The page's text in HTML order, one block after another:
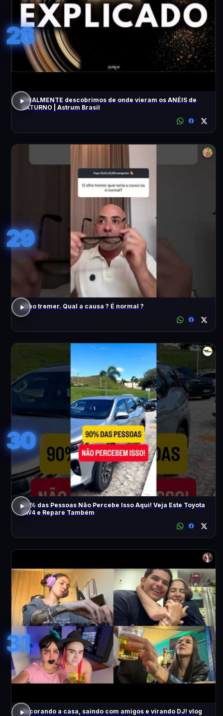
28
FINALMENTE descobrimos de onde vieram os ANÉIS de
SATURNO | Astrum Brasil
29
Olho tremer. Qual a causa ? É normal ?
30
90% das Pessoas Não Percebe Isso Aqui! Veja Este Toyota
SW4 e Repare Também
31
decorando a casa, saindo com amigos e virando DJ! vlog